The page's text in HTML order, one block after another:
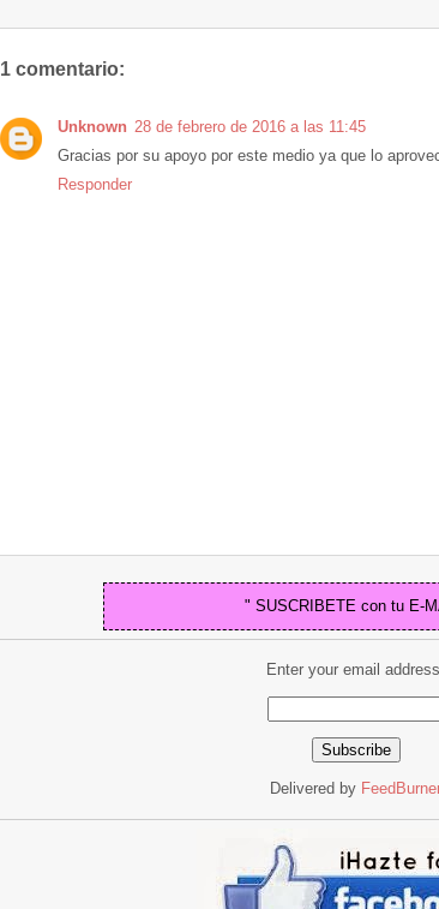
1 comentario:
Unknown 28 de febrero de 2016 a las 11:45
Gracias por su apoyo por este medio ya que lo
Responder
" SUSCRIBETE con tu E-
Enter your email
Delivered by